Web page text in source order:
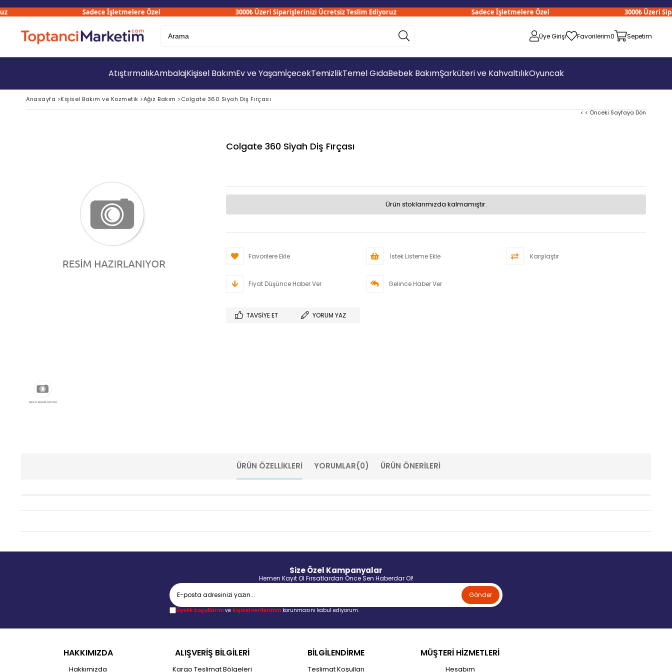
Sadece İşletmelere Özel 3000₺ Üzeri Siparişlerinizi Ücretsiz Teslim Ediyoruz Sadece İşletmelere Özel 3000₺ Üzeri
Üye Girişi Favorilerim0 Sepetim
AtıştırmalıkAmbalajKişisel BakımEv ve YaşamİçecekTemizlikTemel GıdaBebek BakımŞarküteri ve KahvaltılıkOyuncak
Anasayfa >Kişisel Bakım ve Kozmetik >Ağız Bakım >Colgate 360 Siyah Diş Fırçası
< < Önceki Sayfaya Dön
Colgate 360 Siyah Diş Fırçası
Ürün stoklarımızda kalmamıştır.
Favorilere Ekle İstek Listeme Ekle Karşılaştır
Fiyat Düşünce Haber Ver Gelince Haber Ver
TAVSIYE ET YORUM YAZ
ÜRÜN ÖZELLIKLERI YORUMLAR(0) ÜRÜN ÖNERILERI
Size Özel Kampanyalar
Hemen Kayıt Ol Fırsatlardan Önce Sen Haberdar Ol!
Gönder
Üyelik koşullarınıve kişisel verileriminkorunmasını kabul ediyorum.
HAKKIMIZDA
Hakkımızda
ALIŞVERİŞ BİLGİLERİ
Kargo Teslimat Bölgeleri
BİLGİLENDİRME
Teslimat Koşulları
MÜŞTERİ HİZMETLERİ
Hesabım